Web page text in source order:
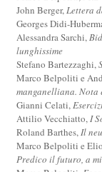
John Berger,Lettera
Georges Didi-
Alessandra Sarchi,
lunghissime
Stefano Bartezzaghi,
Marco Belpoliti e
manganelliana. Nota
Gianni Celati,
Attilio Vecchiatto,I
Roland Barthes,Il
Marco Belpoliti e
Predico il futuro, a